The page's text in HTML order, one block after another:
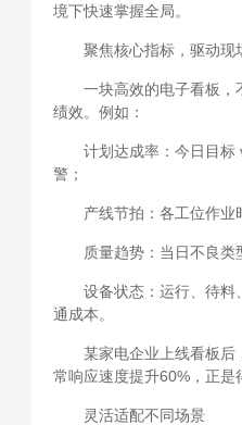
境下快速掌握全局。
聚焦核心指标，驱动现
一块高效的电子看板，
绩效。例如：
计划达成率：今日目标
警；
产线节拍：各工位作业
质量趋势：当日不良类
设备状态：运行、待料
通成本。
某家电企业上线看板后
常响应速度提升60%，正是
灵活适配不同场景